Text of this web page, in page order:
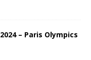
2024 – Paris Olympics